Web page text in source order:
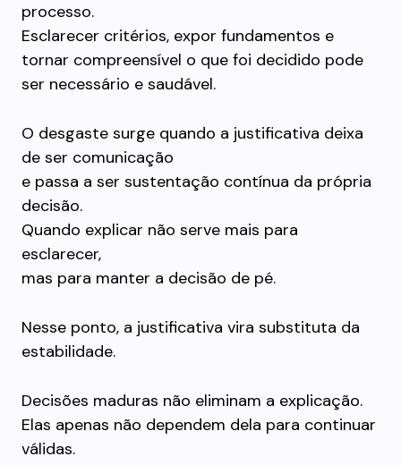
processo.
Esclarecer critérios, expor fundamentos e
tornar compreensível o que foi decidido pode
ser necessário e saudável.
O desgaste surge quando a justificativa deixa
de ser comunicação
e passa a ser sustentação contínua da própria
decisão.
Quando explicar não serve mais para
esclarecer,
mas para manter a decisão de pé.
Nesse ponto, a justificativa vira substituta da
estabilidade.
Decisões maduras não eliminam a explicação.
Elas apenas não dependem dela para continuar
válidas.